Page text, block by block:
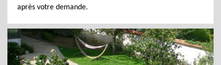
après votre demande.